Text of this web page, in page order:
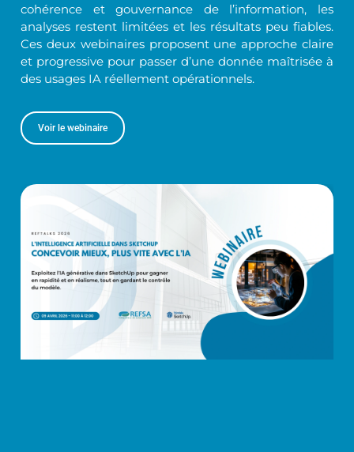
cohérence et gouvernance de l’information, les
analyses restent limitées et les résultats peu fiables.
Ces deux webinaires proposent une approche claire
et progressive pour passer d’une donnée maîtrisée à
des usages IA réellement opérationnels.
Voir le webinaire